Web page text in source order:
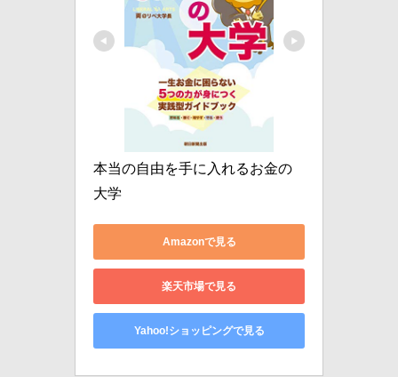
本当の自由を手に入れるお金の
大学
Amazonで見る
楽天市場で見る
Yahoo!ショッピングで見る